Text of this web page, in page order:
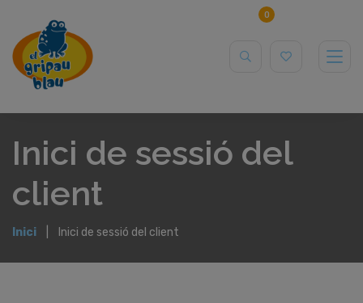
0
Inici de sessió del
client
Inici Inici de sessió del client